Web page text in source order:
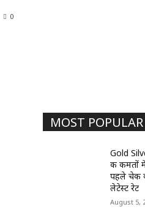
0
MOST POPULAR
Gold
की कीमतों
पहले चेक
लेटेस्ट रेट
August 5,